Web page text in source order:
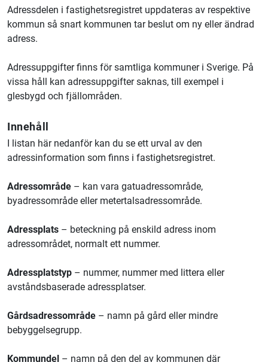
Adressdelen i fastighetsregistret uppdateras av respektive
kommun så snart kommunen tar beslut om ny eller ändrad
adress.
Adressuppgifter finns för samtliga kommuner i Sverige. På
vissa håll kan adressuppgifter saknas, till exempel i
glesbygd och fjällområden.
Innehåll
I listan här nedanför kan du se ett urval av den
adressinformation som finns i fastighetsregistret.
Adressområde – kan vara gatuadressområde,
byadressområde eller metertalsadressområde.
Adressplats – beteckning på enskild adress inom
adressområdet, normalt ett nummer.
Adressplatstyp – nummer, nummer med littera eller
avståndsbaserade adressplatser.
Gårdsadressområde – namn på gård eller mindre
bebyggelsegrupp.
Kommundel – namn på den del av kommunen där